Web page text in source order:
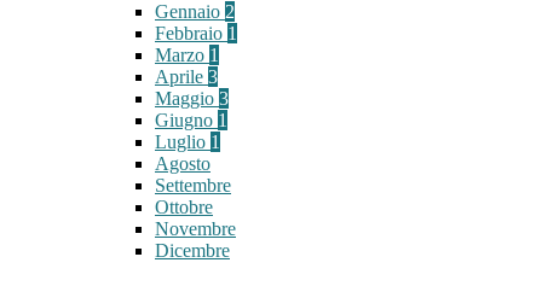
Gennaio 2
Febbraio 1
Marzo 1
Aprile 3
Maggio 3
Giugno 1
Luglio 1
Agosto
Settembre
Ottobre
Novembre
Dicembre